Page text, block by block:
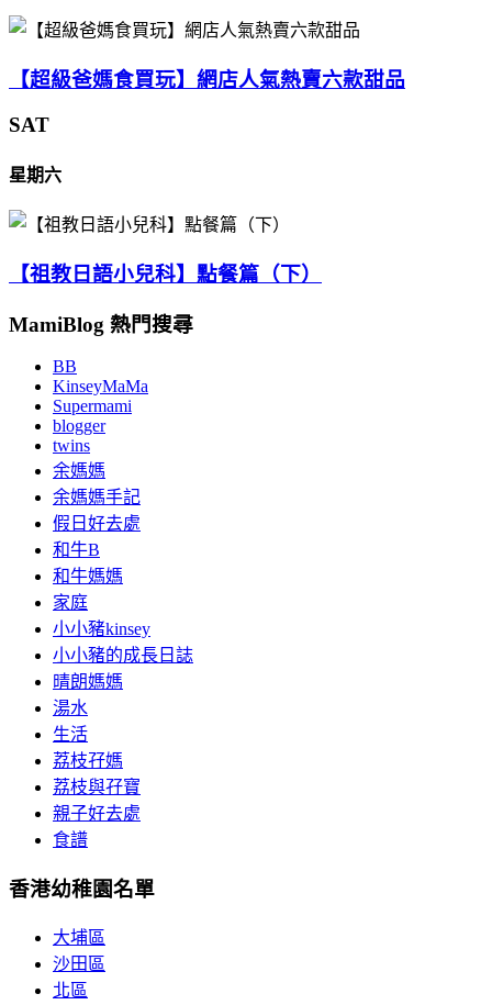
【超級爸媽食買玩】網店人氣熱賣六款甜品
SAT
星期六
【祖教日語小兒科】點餐篇（下）
MamiBlog 熱門搜尋
BB
KinseyMaMa
Supermami
blogger
twins
余媽媽
余媽媽手記
假日好去處
和牛B
和牛媽媽
家庭
小小豬kinsey
小小豬的成長日誌
晴朗媽媽
湯水
生活
荔枝孖媽
荔枝與孖寶
親子好去處
食譜
香港幼稚園名單
大埔區
沙田區
北區